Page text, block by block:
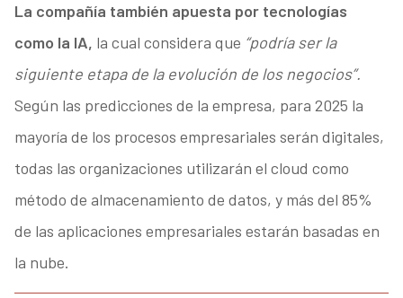
La compañía también apuesta por tecnologías
como la IA, la cual considera que “podría ser la
siguiente etapa de la evolución de los negocios”.
Según las predicciones de la empresa, para 2025 la
mayoría de los procesos empresariales serán digitales,
todas las organizaciones utilizarán el cloud como
método de almacenamiento de datos, y más del 85%
de las aplicaciones empresariales estarán basadas en
la nube.